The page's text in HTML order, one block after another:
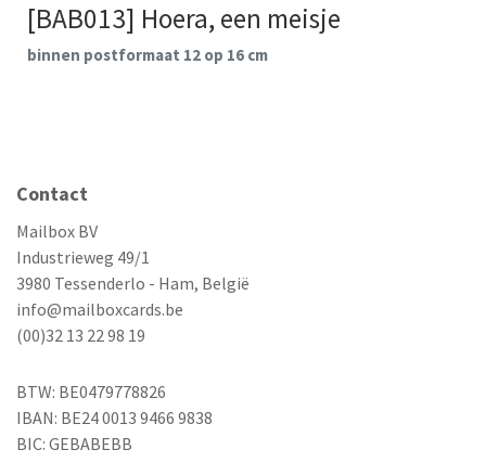
[BAB013] Hoera, een meisje
binnen postformaat 12 op 16 cm
Contact
Mailbox BV
Industrieweg 49/1
3980 Tessenderlo - Ham, België
info@mailboxcards.be
(00)32 13 22 98 19
BTW: BE0479778826
IBAN: BE24 0013 9466 9838
BIC: GEBABEBB